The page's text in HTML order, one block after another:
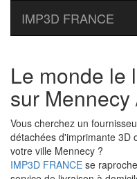
IMP3D FRANCE
Le monde le
sur Mennecy
Vous cherchez un
détachées d'imprimante 3D
votre ville Mennecy ?
IMP3D FRANCE se